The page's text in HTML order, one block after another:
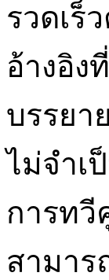
รวดเร็
อ้างอิง
บรรยา
ไม่จำเ
การท
สามาร